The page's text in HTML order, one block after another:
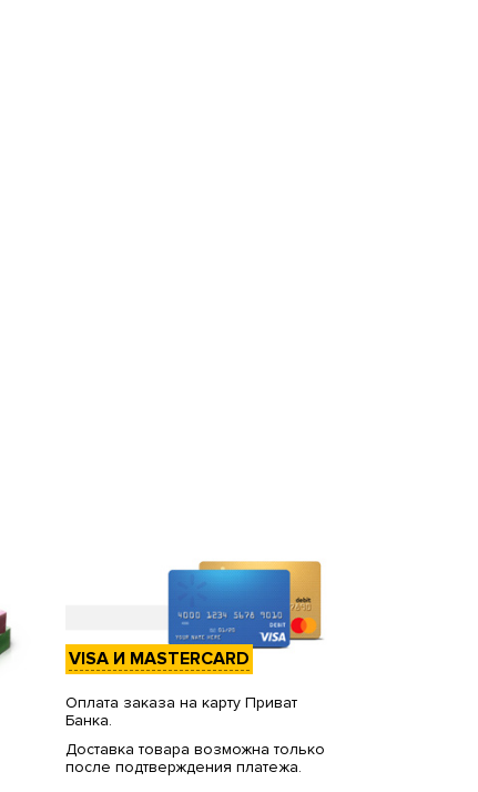
VISA И MASTERCARD
Оплата заказа на карту Приват
Банка.
Доставка товара возможна только
после подтверждения платежа.